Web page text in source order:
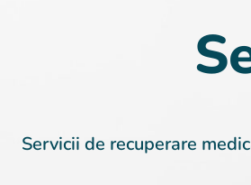
Servicii de recuperare